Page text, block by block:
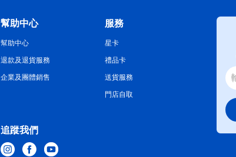
追蹤我們
幫助中心
幫助中心
退款及退貨服務
企業及團體銷售
服務
星卡
禮品卡
送貨服務
門店自取